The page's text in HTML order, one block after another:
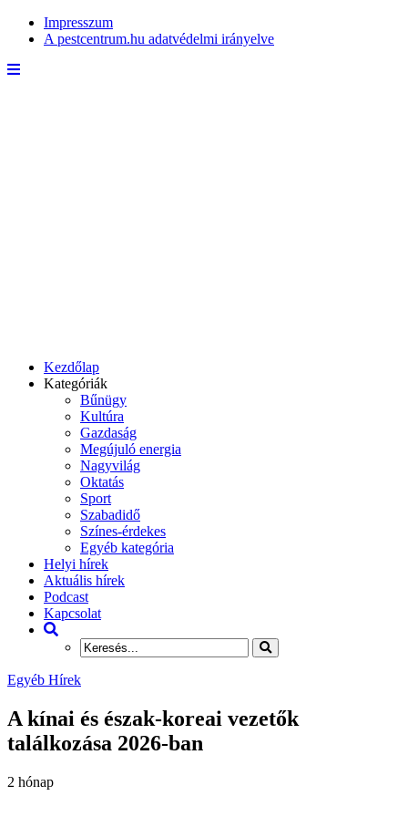
Impresszum
A pestcentrum.hu adatvédelmi irányelve
Kezdőlap
Kategóriák
Bűnügy
Kultúra
Gazdaság
Megújuló energia
Nagyvilág
Oktatás
Sport
Szabadidő
Színes-érdekes
Egyéb kategória
Helyi hírek
Aktuális hírek
Podcast
Kapcsolat
Egyéb Hírek
A kínai és észak-koreai vezetők
találkozása 2026-ban
2 hónap